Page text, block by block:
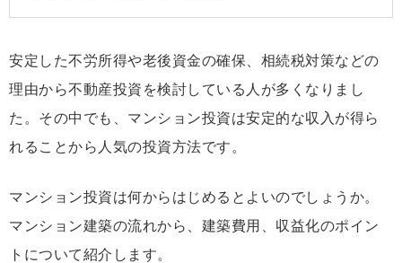
安定した不労所得や老後資金の確保、相続税対策などの
理由から不動産投資を検討している人が多くなりまし
た。その中でも、マンション投資は安定的な収入が得ら
れることから人気の投資方法です。
マンション投資は何からはじめるとよいのでしょうか。
マンション建築の流れから、建築費用、収益化のポイン
トについて紹介します。